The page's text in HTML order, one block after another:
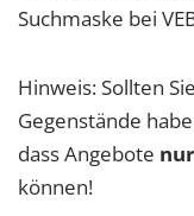
Suchmaske bei
Hinweis: Sollten
Gegenstände
dass Angebote
können!